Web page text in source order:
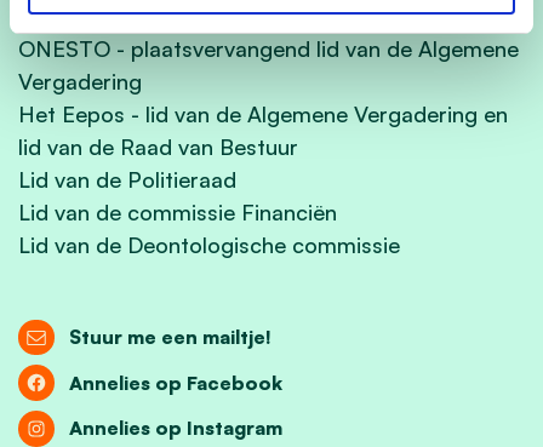
Vergadering
ONESTO - plaatsvervangend lid van de Algemene
Vergadering
Het Eepos - lid van de Algemene Vergadering en
lid van de Raad van Bestuur
Lid van de Politieraad
Lid van de commissie Financiën
Lid van de Deontologische commissie
Stuur me een mailtje!
Annelies op Facebook
Annelies op Instagram